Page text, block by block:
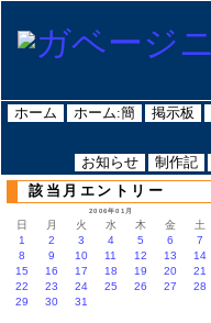
ホーム ホーム:簡 掲示板
お知らせ 制作記
該当月エントリー
2006年01月
日 月 火 水 木 金
土
1
2 3 4 5 6
7
8
9 10 11 12 13
14
15
16 17 18 19 20
21
22
23 24 25 26 27
28
29
30 31